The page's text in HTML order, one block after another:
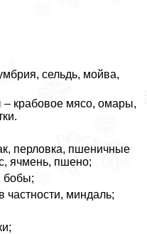
сельдь, мойва,
– крабовое мясо, омары,
перловка, пшеничные
ячмень, пшено;
бобы;
частности, миндаль;